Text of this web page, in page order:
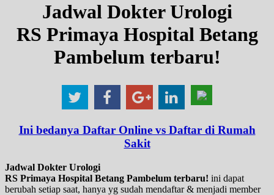
Jadwal Dokter Urologi
RS Primaya Hospital Betang
Pambelum terbaru!
Ini bedanya Daftar Online vs Daftar di Rumah
Sakit
Jadwal Dokter Urologi
RS Primaya Hospital Betang Pambelum terbaru! ini dapat
berubah setiap saat, hanya yg sudah mendaftar & menjadi member